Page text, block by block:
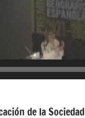
de la Sociedad